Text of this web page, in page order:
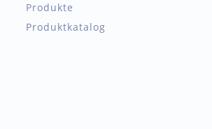
Produkte
Produktkatalog